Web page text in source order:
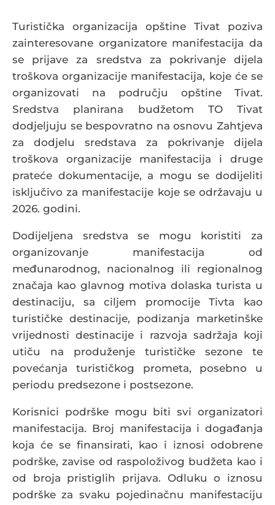
Turistička organizacija opštine Tivat poziva
zainteresovane organizatore manifestacija da
se prijave za sredstva za pokrivanje dijela
troškova organizacije manifestacija, koje će se
organizovati na području opštine Tivat.
Sredstva planirana budžetom TO Tivat
dodjeljuju se bespovratno na osnovu Zahtjeva
za dodjelu sredstava za pokrivanje dijela
troškova organizacije manifestacija i druge
prateće dokumentacije, a mogu se dodijeliti
isključivo za manifestacije koje se održavaju u
2026. godini.
Dodijeljena sredstva se mogu koristiti za
organizovanje manifestacija od
međunarodnog, nacionalnog ili regionalnog
značaja kao glavnog motiva dolaska turista u
destinaciju, sa ciljem promocije Tivta kao
turističke destinacije, podizanja marketinške
vrijednosti destinacije i razvoja sadržaja koji
utiču na produženje turističke sezone te
povećanja turističkog prometa, posebno u
periodu predsezone i postsezone.
Korisnici podrške mogu biti svi organizatori
manifestacija. Broj manifestacija i događanja
koja će se finansirati, kao i iznosi odobrene
podrške, zavise od raspoloživog budžeta kao i
od broja pristiglih prijava. Odluku o iznosu
podrške za svaku pojedinačnu manifestaciju